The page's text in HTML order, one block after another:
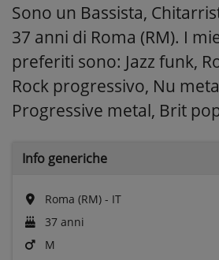
Sono un Bassista,
37 anni di Roma (RM). I
preferiti sono: Jazz funk,
Rock progressivo, Nu
Progressive metal, Brit
Info generiche
Roma (RM) - IT
37 anni
M